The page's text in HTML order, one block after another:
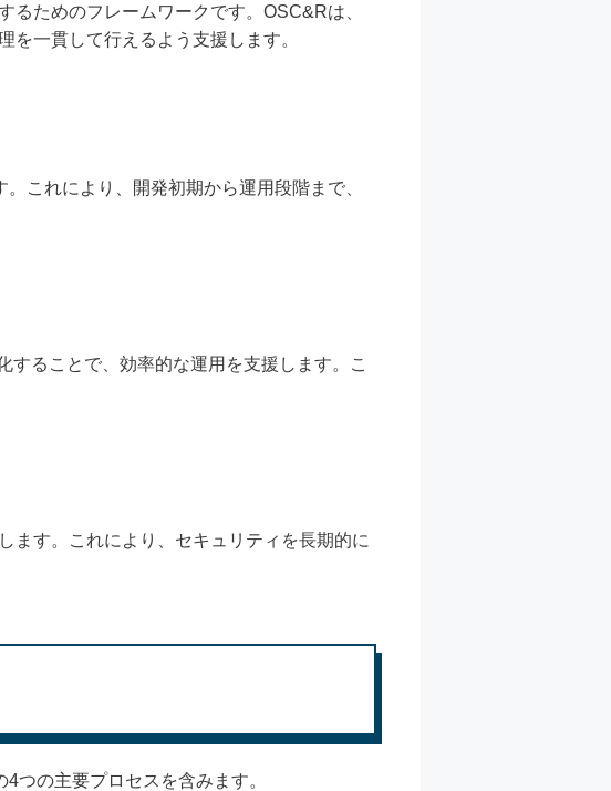
ためのフレームワークです。OSC&Rは、
一貫して行えるよう支援します。
これにより、開発初期から運用段階まで、
することで、効率的な運用を支援します。こ
ます。これにより、セキュリティを長期的に
つの主要プロセスを含みます。